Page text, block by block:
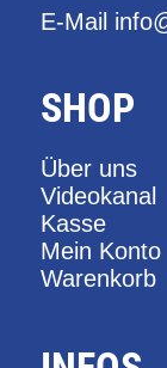
E-Mail
SHOP
Über uns
Videokanal
Kasse
Mein Konto
Warenkorb